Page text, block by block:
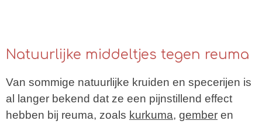
Natuurlijke middeltjes tegen reuma
Van sommige natuurlijke kruiden en specerijen is
al langer bekend dat ze een pijnstillend effect
hebben bij reuma, zoals kurkuma, gember en